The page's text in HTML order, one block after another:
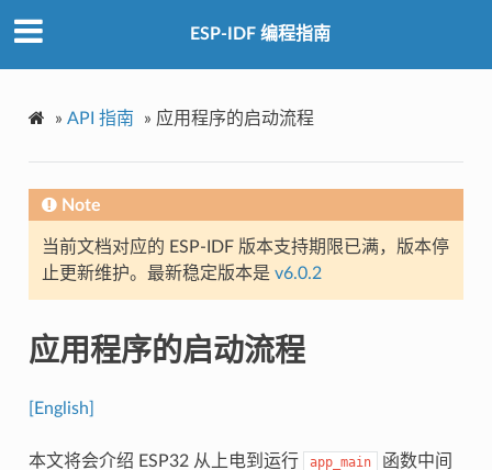
ESP-IDF 编程指南
» API 指南 » 应用程序的启动流程
Note
当前文档对应的 ESP-IDF 版本支持期限已满，版本停
止更新维护。最新稳定版本是 v6.0.2
应用程序的启动流程
[English]
本文将会介绍 ESP32 从上电到运行 app_main
函数中间